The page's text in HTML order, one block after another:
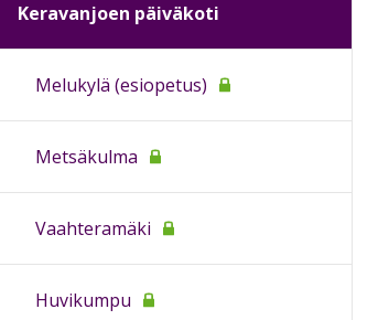
Keravanjoen päiväkoti
Melukylä (esiopetus)
Metsäkulma
Vaahteramäki
Huvikumpu